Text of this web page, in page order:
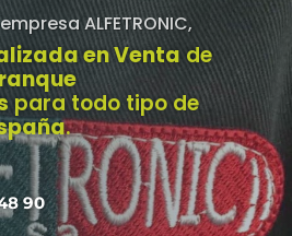
ALFETRONIC,
en Venta de
para todo tipo de
.
90